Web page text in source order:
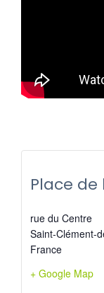
Place de
rue du Centre
Saint-Clément-
France
+ Google Map